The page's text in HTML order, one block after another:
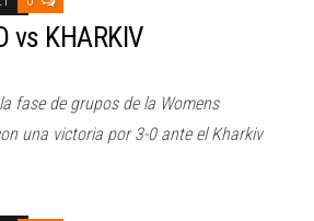
vs KHARKIV
fase de grupos de la Womens
una victoria por 3-0 ante el Kharkiv